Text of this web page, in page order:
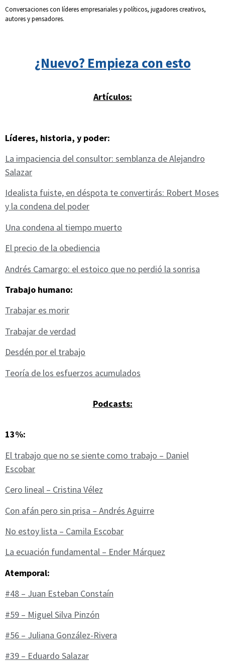
Conversaciones con líderes empresariales y políticos, jugadores creativos,
autores y pensadores.
¿Nuevo? Empieza con esto
Artículos:
Líderes, historia, y poder:
La impaciencia del consultor: semblanza de Alejandro
Salazar
Idealista fuiste, en déspota te convertirás: Robert Moses
y la condena del poder
Una condena al tiempo muerto
El precio de la obediencia
Andrés Camargo: el estoico que no perdió la sonrisa
Trabajo humano:
Trabajar es morir
Trabajar de verdad
Desdén por el trabajo
Teoría de los esfuerzos acumulados
Podcasts:
13%:
El trabajo que no se siente como trabajo – Daniel
Escobar
Cero lineal – Cristina Vélez
Con afán pero sin prisa – Andrés Aguirre
No estoy lista – Camila Escobar
La ecuación fundamental – Ender Márquez
Atemporal:
#48 – Juan Esteban Constaín
#59 – Miguel Silva Pinzón
#56 – Juliana González-Rivera
#39 – Eduardo Salazar